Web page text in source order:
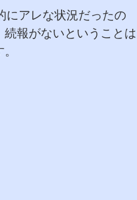
にアレな状況だったの
報がないということは